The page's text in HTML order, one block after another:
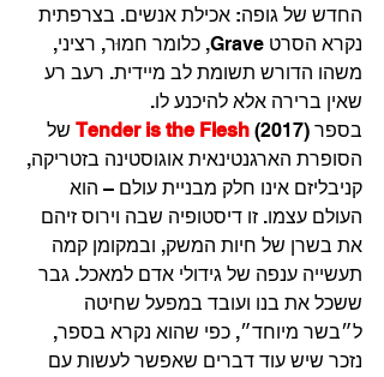
החדש של גופה: אכילת אנשים. בצרפתית
נקרא הסרט Grave, כלומר חמוּר, רציני,
משהו הדורש תשומת לב מיידית. רעב רע
שאין ברירה אלא להיכנע לו.
בספר
Tender is the Flesh (2017) של
הסופרת הארגנטינאית אוגוסטינה בזטריקה,
קניבליזם אינו חלק מבניית עולם – הוא
העולם עצמו. זו דיסטופיה שבה וירוס זיהם
את בשרן של חיות המשק, ובמקומן קמה
תעשייה ענפה של גידולי אדם למאכל. גבר
ששכל את בנו ועובד במפעל שחיטה
ל״בשר מיוחד״, כפי שהוא נקרא בספר,
נזכר שיש עוד דברים שאפשר לעשות עם